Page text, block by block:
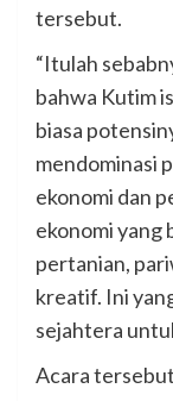
tersebut.
“Itulah
bahwa Kutim is
biasa
mendominasi
ekonomi dan
ekonomi yang
pertanian,
kreatif. Ini
sejahtera
Acara